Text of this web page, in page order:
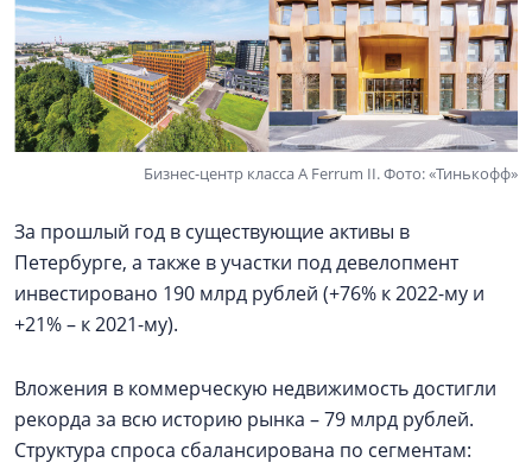
Бизнес-центр класса A Ferrum II. Фото: «Тинькофф»
За прошлый год в существующие активы в
Петербурге, а также в участки под девелопмент
инвестировано 190 млрд рублей (+76% к 2022-му и
+21% – к 2021-му).
Вложения в коммерческую недвижимость достигли
рекорда за всю историю рынка – 79 млрд рублей.
Структура спроса сбалансирована по сегментам: